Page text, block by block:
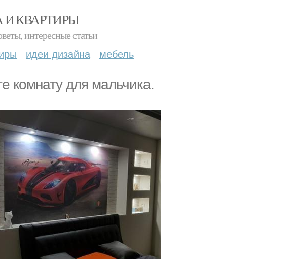
И КВАРТИРЫ
интересные статьи
идеи дизайна мебель
комнату для мальчика.